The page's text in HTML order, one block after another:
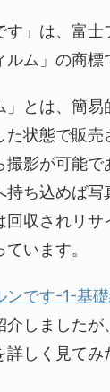
す」は、富士
ム」の商標
」とは、簡
た状態で販売
撮影が可能で
ち込めば写
回収されリサ
います。
ンです-1-基
しましたが
しく見てみ